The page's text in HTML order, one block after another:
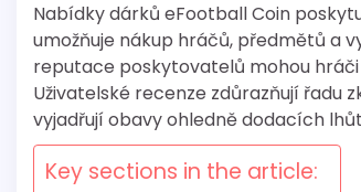
Nabídky dárků eFootball Coin
umožňuje nákup hráčů, předmětů a
reputace poskytovatelů mohou
Uživatelské recenze zdůrazňují řadu
vyjadřují obavy ohledně dodacích
Key sections in the article: